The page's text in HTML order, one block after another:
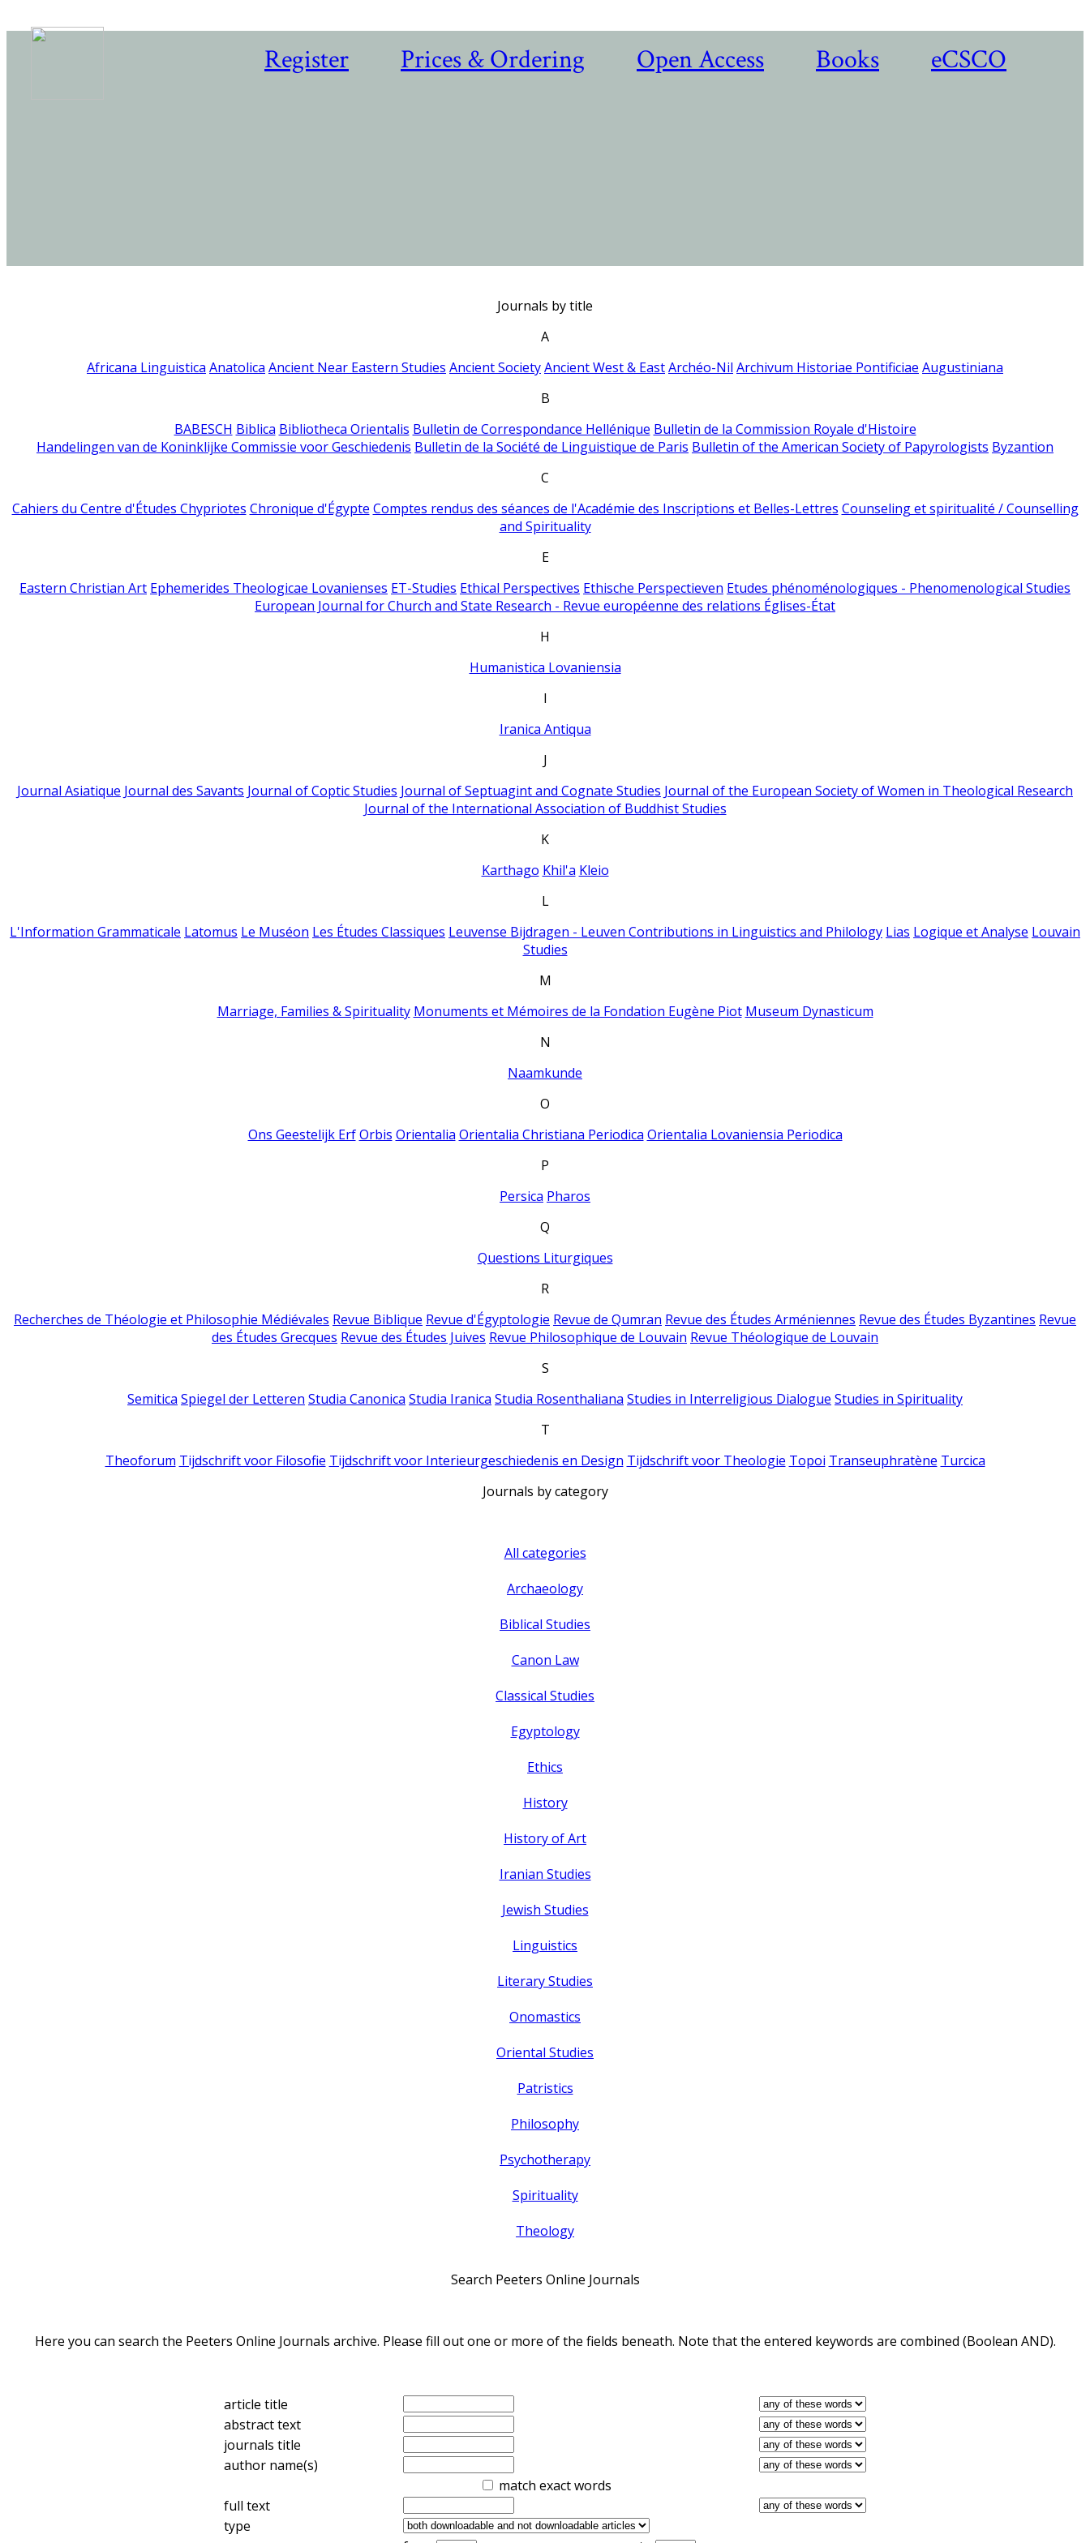
Register Prices & Ordering Open Access Books eCSCO
Journals by title
A
Africana Linguistica Anatolica Ancient Near Eastern Studies Ancient SocietyAncient West & EastArchéo-Nil Archivum Historiae Pontificiae Augustiniana
B
BABESCH Biblica Bibliotheca Orientalis Bulletin de Correspondance Hellénique Bulletin de la Commission Royale d'Histoire
Handelingen van de Koninklijke Commissie voor Geschiedenis Bulletin de la Société de Linguistique de Paris Bulletin of the American Society of Papyrologists Byzantion
C
Cahiers du Centre d'Études Chypriotes Chronique d'Égypte Comptes rendus des séances de l'Académie des Inscriptions et Belles-Lettres Counseling et spiritualité / Counselling
and Spirituality
E
Eastern Christian Art Ephemerides Theologicae Lovanienses ET-Studies Ethical Perspectives Ethische Perspectieven Etudes phénoménologiques - Phenomenological Studies
European Journal for Church and State Research - Revue européenne des relations Églises-État
H
Humanistica Lovaniensia
I
Iranica Antiqua
J
Journal Asiatique Journal des Savants Journal of Coptic Studies Journal of Septuagint and Cognate Studies Journal of the European Society of Women in Theological Research
Journal of the International Association of Buddhist Studies
K
Karthago Khil'a Kleio
L
L'Information Grammaticale Latomus Le Muséon Les Études Classiques Leuvense Bijdragen - Leuven Contributions in Linguistics and Philology Lias Logique et Analyse Louvain
Studies
M
Marriage, Families & Spirituality Monuments et Mémoires de la Fondation Eugène Piot Museum Dynasticum
N
Naamkunde
O
Ons Geestelijk Erf Orbis Orientalia Orientalia Christiana Periodica Orientalia Lovaniensia Periodica
P
Persica Pharos
Q
Questions Liturgiques
R
Recherches de Théologie et Philosophie Médiévales Revue Biblique Revue d'Égyptologie Revue de Qumran Revue des Études Arméniennes Revue des Études Byzantines Revue
des Études Grecques Revue des Études Juives Revue Philosophique de Louvain Revue Théologique de Louvain
S
Semitica Spiegel der Letteren Studia Canonica Studia Iranica Studia Rosenthaliana Studies in Interreligious Dialogue Studies in Spirituality
T
Theoforum Tijdschrift voor Filosofie Tijdschrift voor Interieurgeschiedenis en Design Tijdschrift voor Theologie Topoi Transeuphratène Turcica
Journals by category
All categories
Archaeology
Biblical Studies
Canon Law
Classical Studies
Egyptology
Ethics
History
History of Art
Iranian Studies
Jewish Studies
Linguistics
Literary Studies
Onomastics
Oriental Studies
Patristics
Philosophy
Psychotherapy
Spirituality
Theology
Search Peeters Online Journals
Here you can search the Peeters Online Journals archive. Please fill out one or more of the fields beneath. Note that the entered keywords are combined (Boolean AND).
article title
abstract text
journals title
author name(s)
match exact words
full text
type